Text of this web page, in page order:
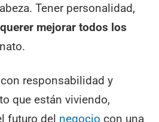
Tener personalidad,
mejorar todos los
responsabilidad y
que están viviendo,
futuro del negocio con una